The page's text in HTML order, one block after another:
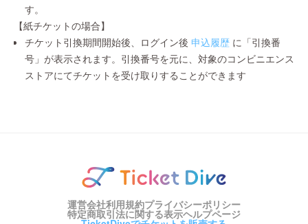
す。
【紙チケットの場合】
チケット引換期間開始後、ログイン後 申込履歴 に「引換番
号」が表示されます。引換番号を元に、対象のコンビニエンス
ストアにてチケットを受け取りすることができます
運営会社利用規約プライバシーポリシー
特定商取引法に関する表示ヘルプページ